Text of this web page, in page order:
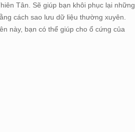
Tân. Sẽ giúp bạn khôi phục lại những
cách sao lưu dữ liệu thường xuyên.
này, bạn có thể giúp cho ổ cứng của